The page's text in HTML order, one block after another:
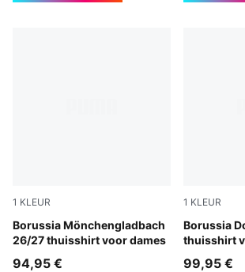
1 KLEUR
Borussia Mönchengladbach
26/27 thuisshirt voor dames
PUMA White-Archive Green
94,95 €
1 KLEUR
Borussia
thuisshirt
Faster
99,95 €